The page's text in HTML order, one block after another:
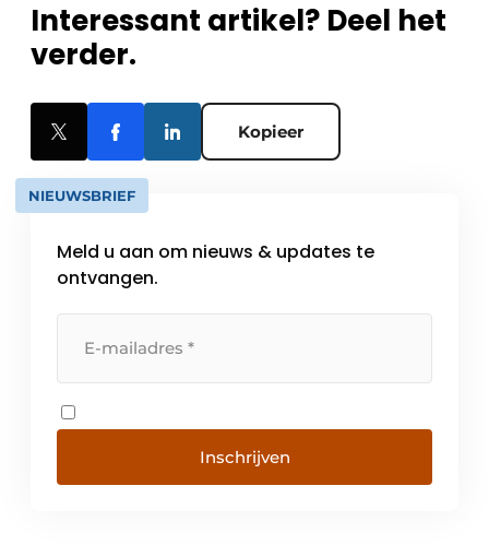
Interessant artikel? Deel het
verder.
Kopieer
NIEUWSBRIEF
Meld u aan om nieuws & updates te
ontvangen.
Inschrijven